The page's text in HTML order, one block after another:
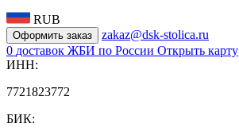
RUB
Оформить заказ
zakaz@dsk-stolica.ru
0 доставок ЖБИ по России Открыть карту
ИНН:
7721823772
БИК: